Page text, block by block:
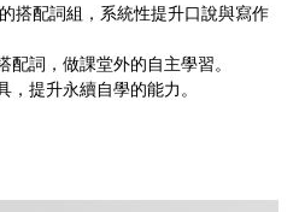
搭配詞組，系統性提升口說與寫作
詞，做課堂外的自主學習。
提升永續自學的能力。